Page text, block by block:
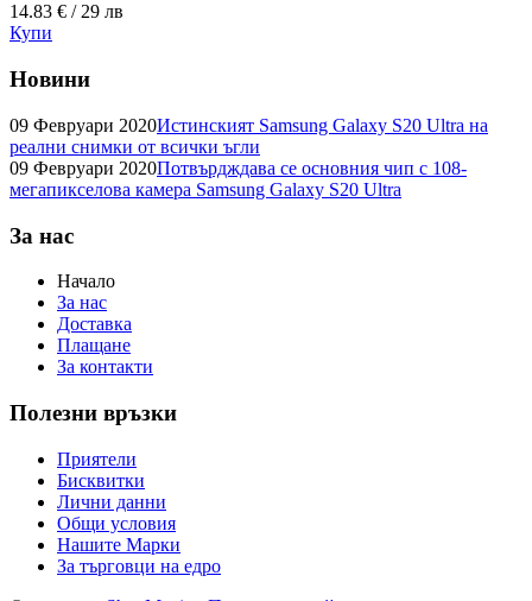
14.83 € / 29 лв
Купи
Новини
09 Февруари 2020Истинският Samsung Galaxy S20 Ultra на
реални снимки от всички ъгли
09 Февруари 2020Потвърдждава се основния чип с 108-
мегапикселова камера Samsung Galaxy S20 Ultra
За нас
Начало
За нас
Доставка
Плащане
За контакти
Полезни връзки
Приятели
Бисквитки
Лични данни
Общи условия
Нашите Марки
За търговци на едро